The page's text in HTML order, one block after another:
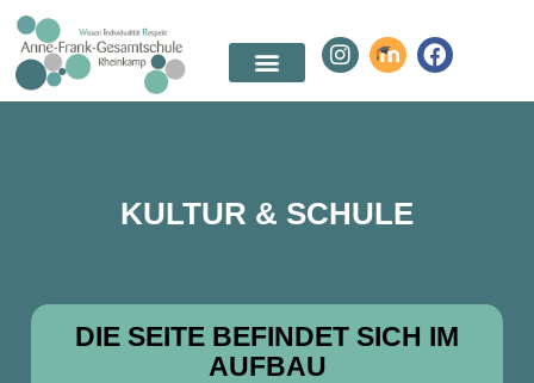
KULTUR & SCHULE
DIE SEITE BEFINDET SICH IM
AUFBAU